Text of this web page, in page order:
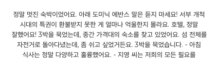
정말 멋진 숙박이었어요. 아래 도미닉 에반스 말은 듣지 마세요! 서부 개척
시대의 특권이 환불받지 못한 게 얼마나 억울한지 몰라요. 호텔, 정말
잘했어요!3박을 묵었는데, 중간 가격대의 숙소를 찾고 있었어요. 섬 전체를
자전거로 돌아다녔는데, 좀 쉬고 싶었거든요. 3박을 묵었습니다. - 아침
식사는 정말 다양하고 훌륭했어요. - 지영 씨는 저희의 모든 필요를